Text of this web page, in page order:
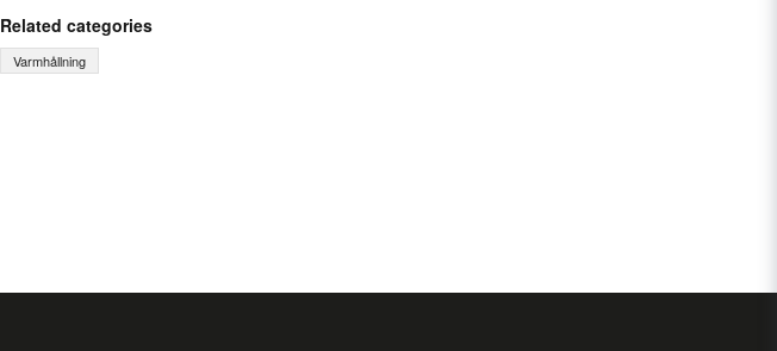
Ask us something about this product...
Related categories
Varmhållning